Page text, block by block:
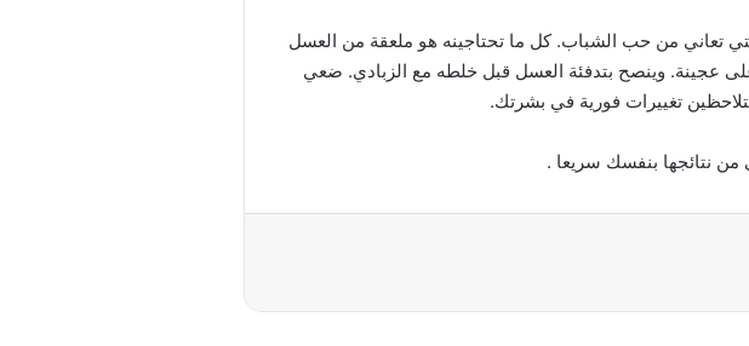
تعاني من حب الشباب. كل ما تحتاجينه هو ملعقة من العسل
عجينة. وينصح بتدفئة العسل قبل خلطه مع الزبادي. ضعي
نتائجها بنفسك سريعا .
خلطة الشوفان والرايب لتبيض البشرة ومنع
جفافها خلال الصيف
ما هى فوائد الكولاجين للبشرة